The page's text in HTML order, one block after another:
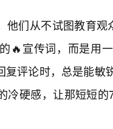
们从不试图教育观
🔥宣传词，而是用
评论时，总是能敏
冷硬感，让那短短